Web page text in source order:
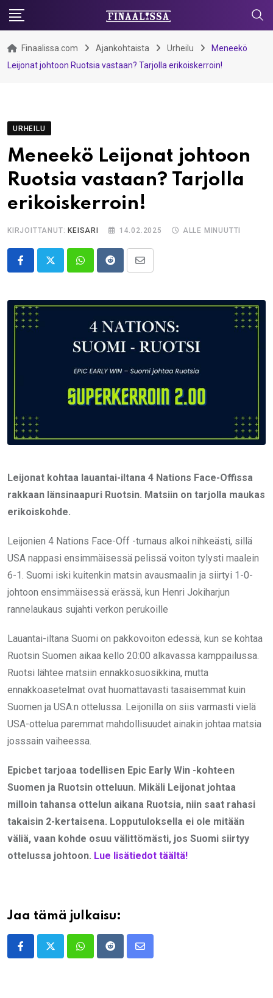
Skip
content
Finaalissa.com Ajankohtaista Urheilu
Meneekö
Leijonat johtoon Ruotsia vastaan? Tarjolla erikoiskerroin!
URHEILU
Meneekö Leijonat johtoon
Ruotsia vastaan? Tarjolla
erikoiskerroin!
KIRJOITTANUT: KEISARI 14.02.2025 ALLE MINUUTTI
WhatsappRedditShare
Email
Leijonat kohtaa lauantai-iltana 4 Nations Face-Offissa
rakkaan länsinaapuri Ruotsin. Matsiin on tarjolla maukas
erikoiskohde.
Leijonien 4 Nations Face-Off -turnaus alkoi nihkeästi, sillä
USA nappasi ensimmäisessä pelissä voiton tylysti maalein
6-1. Suomi iski kuitenkin matsin avausmaalin ja siirtyi 1-0-
johtoon ensimmäisessä erässä, kun Henri Jokiharjun
rannelaukaus sujahti verkon perukoille
Lauantai-iltana Suomi on pakkovoiton edessä, kun se kohtaa
Ruotsin Suomen aikaa kello 20:00 alkavassa kamppailussa.
Ruotsi lähtee matsiin ennakkosuosikkina, mutta
ennakkoasetelmat ovat huomattavasti tasaisemmat kuin
Suomen ja USA:n ottelussa. Leijonilla on siis varmasti vielä
USA-ottelua paremmat mahdollisuudet ainakin johtaa matsia
josssain vaiheessa.
Epicbet tarjoaa todellisen Epic Early Win -kohteen
Suomen ja Ruotsin otteluun. Mikäli Leijonat johtaa
milloin tahansa ottelun aikana Ruotsia, niin saat rahasi
takaisin 2-kertaisena. Lopputuloksella ei ole mitään
väliä, vaan kohde osuu välittömästi, jos Suomi siirtyy
ottelussa johtoon. Lue lisätiedot täältä!
Jaa tämä julkaisu:
WhatsappRedditShare